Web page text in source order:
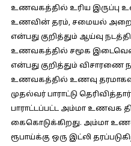
உணவகத்தில் உரிய இருப்பு
உணவின் தரம், சமையல் அறை
என்பது குறித்தும் ஆய்வு
உணவகத்தில் சமூக இடைவெளி
என்பது குறித்தும் விசாரணை
உணவகத்தில் உணவு
முதல்வர் பாராட்டு
பாராட்டப்பட்ட அம்மா உணவக
கைகொடுக்கிறது. அம்மா
ரூபாய்க்கு ஒரு இட்லி